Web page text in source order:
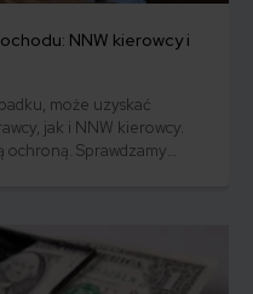
NNW kierowcy i
może uzyskać
jak i NNW kierowcy.
ochroną. Sprawdzamy